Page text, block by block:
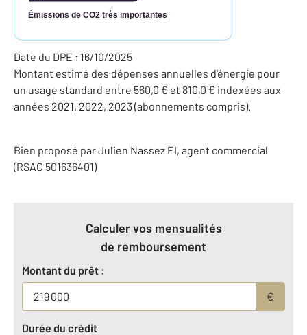
Émissions de CO2 très importantes
Date du DPE : 16/10/2025
Montant estimé des dépenses annuelles d'énergie pour
un usage standard entre 560,0 € et 810,0 € indexées aux
années 2021, 2022, 2023 (abonnements compris).
Bien proposé parJulien Nassez EI, agent commercial
(RSAC 501636401)
Calculer vos mensualités
de remboursement
Montant du prêt :
€
Durée du crédit